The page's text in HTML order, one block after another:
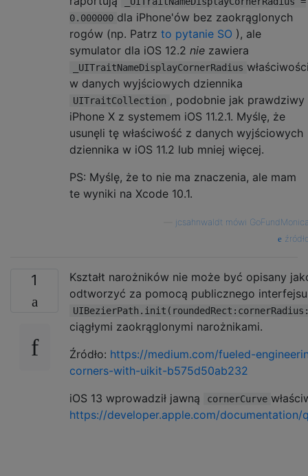
0.000000 dla iPhone'ów bez zaokrąglonych
rogów (np. Patrz to pytanie SO ), ale
symulator dla iOS 12.2 nie zawiera
_UITraitNameDisplayCornerRadius
w danych wyjściowych dziennika
UITraitCollection , podobnie jak prawdziwy
iPhone X z systemem iOS 11.2.1. Myślę, że
usunęli tę właściwość z danych wyjściowych
dziennika w iOS 11.2 lub mniej więcej.
PS: Myślę, że to nie ma znaczenia, ale mam
te wyniki na Xcode 10.1.
jcsahnwaldt mówi
1
Kształt narożników nie może być opisany
odtworzyć za pomocą publicznego interfejsu
ciągłymi zaokrąglonymi narożnikami.
Źródło: https://medium.com/fueled-
corners-with-uikit-b575d50ab232
iOS 13 wprowadził jawną
cornerCurve
https://developer.apple.com/